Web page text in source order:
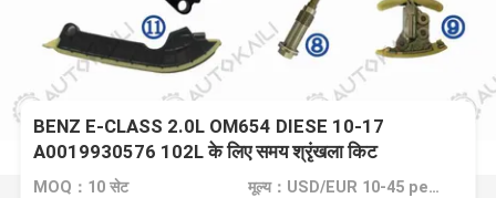
BENZ E-CLASS 2.0L OM654 DIESE 10-17
A0019930576 102L के लिए समय श्रृंखला किट
MOQ：10 सेट मूल्य：USD/EUR 10-45 per set